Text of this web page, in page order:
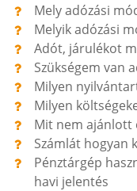
Mely adózási
Melyik adózási
Adót, járulékot
Szükségem van
Milyen
Milyen
Mit nem ajánlott
Számlát hogyan
Pénztárgép
havi jelentés